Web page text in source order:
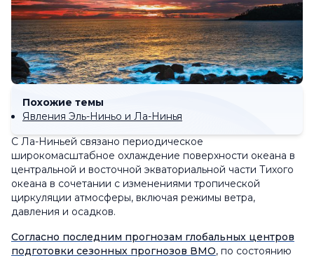
Похожие темы
Явления Эль-Ниньо и Ла-Нинья
С Ла-Ниньей связано периодическое
широкомасштабное охлаждение поверхности океана в
центральной и восточной экваториальной части Тихого
океана в сочетании с изменениями тропической
циркуляции атмосферы, включая режимы ветра,
давления и осадков.
Согласно последним прогнозам глобальных центров
подготовки сезонных прогнозов ВМО, по состоянию